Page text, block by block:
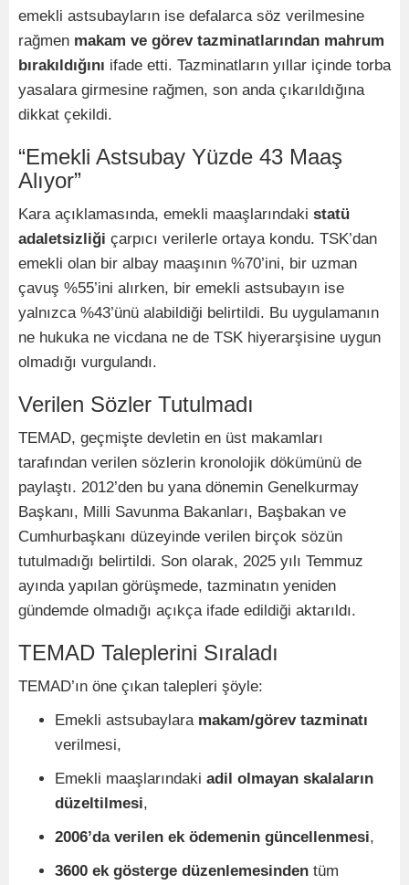
emekli astsubayların ise defalarca söz verilmesine
rağmen makam ve görev tazminatlarından mahrum
bırakıldığını ifade etti. Tazminatların yıllar içinde torba
yasalara girmesine rağmen, son anda çıkarıldığına
dikkat çekildi.
“Emekli Astsubay Yüzde 43 Maaş
Alıyor”
Kara açıklamasında, emekli maaşlarındaki statü
adaletsizliği çarpıcı verilerle ortaya kondu. TSK’dan
emekli olan bir albay maaşının %70’ini, bir uzman
çavuş %55’ini alırken, bir emekli astsubayın ise
yalnızca %43’ünü alabildiği belirtildi. Bu uygulamanın
ne hukuka ne vicdana ne de TSK hiyerarşisine uygun
olmadığı vurgulandı.
Verilen Sözler Tutulmadı
TEMAD, geçmişte devletin en üst makamları
tarafından verilen sözlerin kronolojik dökümünü de
paylaştı. 2012’den bu yana dönemin Genelkurmay
Başkanı, Milli Savunma Bakanları, Başbakan ve
Cumhurbaşkanı düzeyinde verilen birçok sözün
tutulmadığı belirtildi. Son olarak, 2025 yılı Temmuz
ayında yapılan görüşmede, tazminatın yeniden
gündemde olmadığı açıkça ifade edildiği aktarıldı.
TEMAD Taleplerini Sıraladı
TEMAD’ın öne çıkan talepleri şöyle:
Emekli astsubaylara makam/görev tazminatı
verilmesi,
Emekli maaşlarındaki adil olmayan skalaların
düzeltilmesi,
2006’da verilen ek ödemenin güncellenmesi,
3600 ek gösterge düzenlemesinden tüm